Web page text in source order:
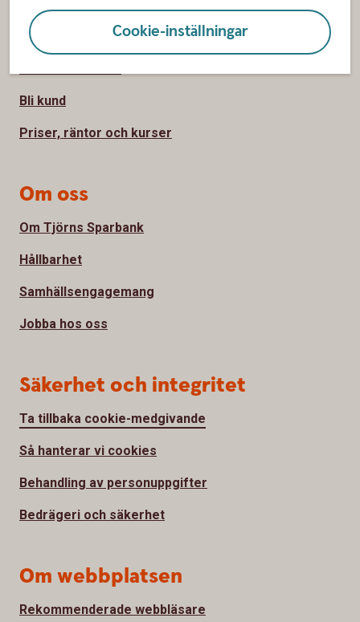
Cookie-inställningar
Kontakta oss
Spärrhjälp
Bli kund
Priser, räntor och kurser
Om oss
Om Tjörns Sparbank
Hållbarhet
Samhällsengagemang
Jobba hos oss
Säkerhet och integritet
Ta tillbaka cookie-medgivande
Så hanterar vi cookies
Behandling av personuppgifter
Bedrägeri och säkerhet
Om webbplatsen
Rekommenderade webbläsare